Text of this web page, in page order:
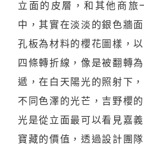
立面的皮層，和其他商旅
中，其實在淡淡的銀色牆
孔板為材料的櫻花圖樣，
四條轉折線，像是被翻轉
遞，在白天陽光的照射下
不同色澤的光芒，吉野櫻
光是從立面最可以看見嘉
寶藏的價值，透過設計團